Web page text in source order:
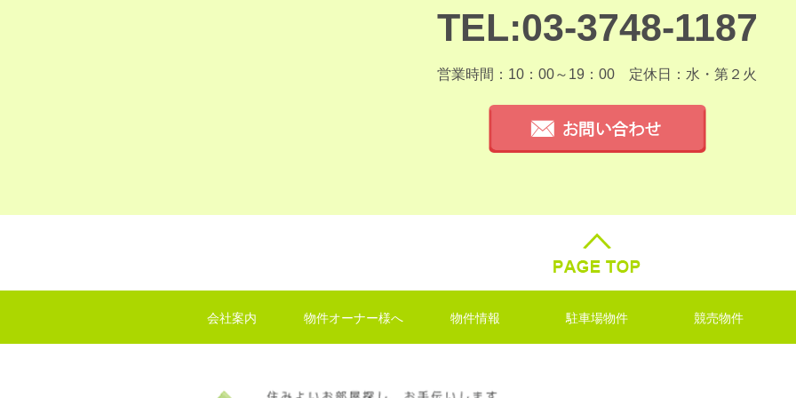
TEL:03-3748-1187
営業時間：10：00～19：00 定休日：水・第２火
会社案内 物件オーナー様へ 物件情報 駐車場物件 競売物件